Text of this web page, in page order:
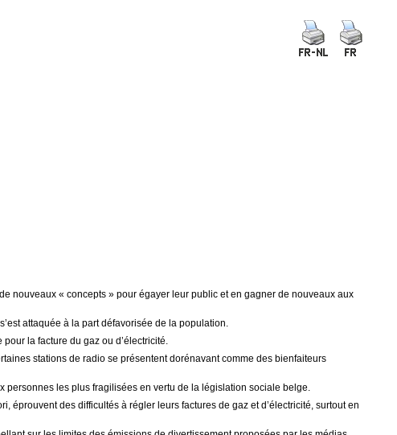
nouveaux « concepts » pour égayer leur public et en gagner de nouveaux aux
attaquée à la part défavorisée de la population.
la facture du gaz ou d’électricité.
stations de radio se présentent dorénavant comme des bienfaiteurs
personnes les plus fragilisées en vertu de la législation sociale belge.
des difficultés à régler leurs factures de gaz et d’électricité, surtout en